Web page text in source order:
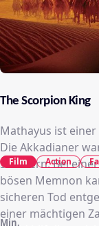
The Scorpion King
Mathayus ist
Die Akkadianer
Söldnern. Bei
bösen Memnon
sicheren Tod
einer mächtigen
Min.
Film Action